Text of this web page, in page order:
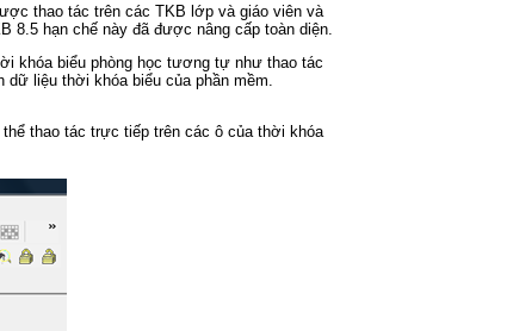
thao tác trên các TKB lớp và giáo viên và
8.5 hạn chế này đã được nâng cấp toàn diện.
khóa biểu phòng học tương tự như thao tác
liệu thời khóa biểu của phần mềm.
thao tác trực tiếp trên các ô của thời khóa